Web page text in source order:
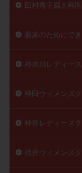
田村秀子婦人科
着床のためにで
神奈川レディー
神田ウィメンズ
神谷レディース
福井ウィメンズ